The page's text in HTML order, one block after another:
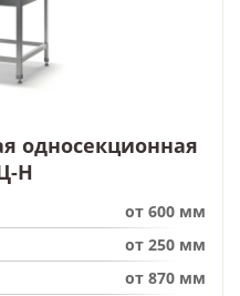
односекционная
Н
от 600 мм
от 250 мм
от 870 мм